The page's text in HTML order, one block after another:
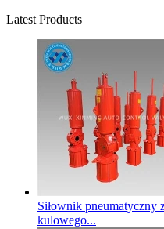
Latest Products
Siłownik pneumatyczny
kulowego...